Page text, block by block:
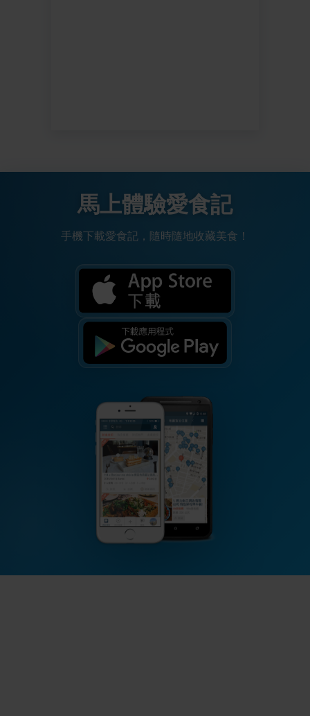
馬上體驗愛食記
手機下載愛食記，隨時隨地收藏美食！